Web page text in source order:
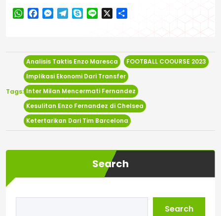
WhatsApp
Facebook
Messenger
Telegram
SkypeLine
Tags:
Analisis Taktis Enzo Maresca
FOOTBALL COOURSE 2023
Implikasi Ekonomi Dari Transfer
Inter Milan Mencermati Fernandez
Kesulitan Enzo Fernandez di Chelsea
Ketertarikan Dari Tim Barcelona
Search
Search